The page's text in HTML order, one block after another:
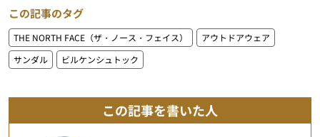
この記事のタグ
THE NORTH FACE（ザ・ノース・フェイス）
アウトドアウェア
サンダル
ビルケンシュトック
この記事を書いた人